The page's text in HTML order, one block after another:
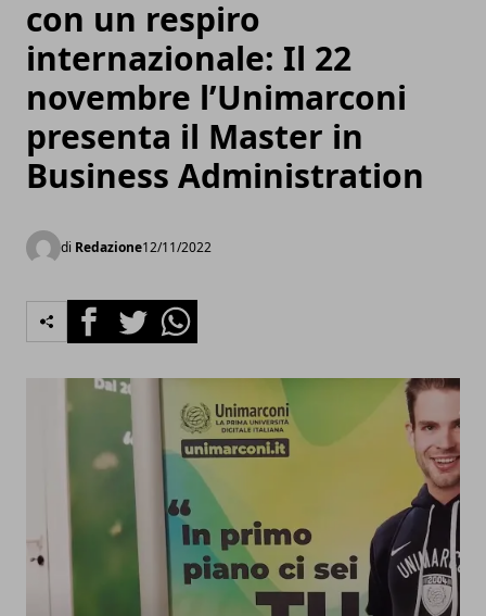
con un respiro
internazionale: Il 22
novembre l’Unimarconi
presenta il Master in
Business Administration
di Redazione12/11/2022
FacebookTwitterWhatsapp